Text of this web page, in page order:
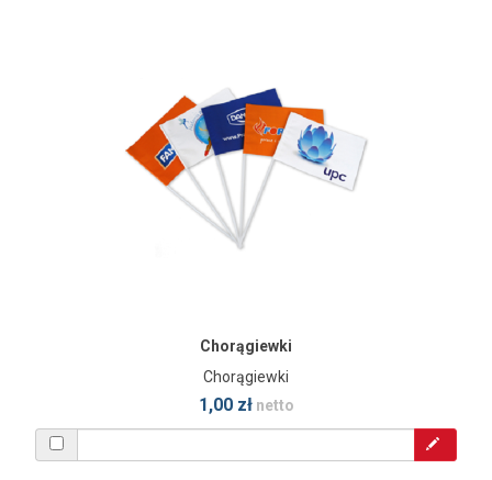
Chorągiewki
Chorągiewki
1,00 złnetto